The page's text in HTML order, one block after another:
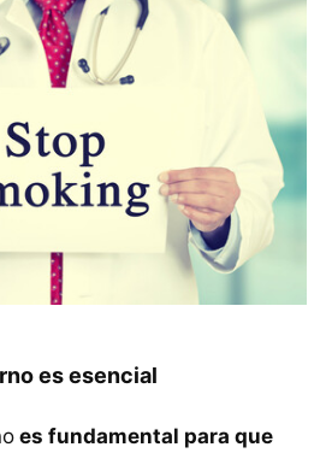
es esencial
es fundamental para que